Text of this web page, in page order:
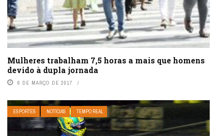
Mulheres trabalham 7,5 horas a mais que homens
devido à dupla jornada
6 DE MARÇO DE 2017
ESPORTES NOTÍCIAS TEMPO REAL